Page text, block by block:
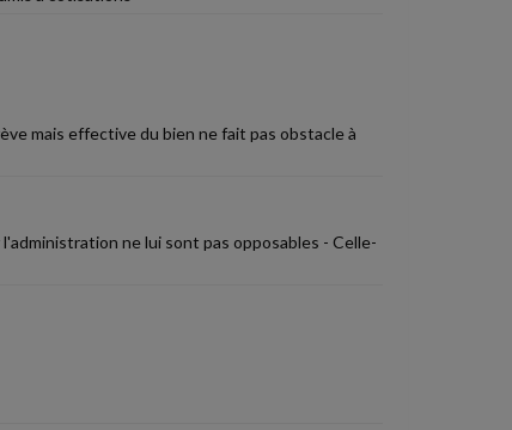
mais effective du bien ne fait pas obstacle à
ne lui sont pas opposables - Celle-